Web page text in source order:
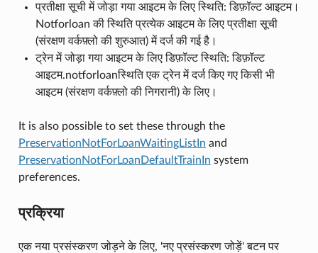
प्रतीक्षा सूची में जोड़ा गया आइटम के लिए स्थिति: डिफ़ॉल्ट आइटम।
Notforloan की स्थिति प्रत्येक आइटम के लिए प्रतीक्षा सूची
(संरक्षण वर्कफ़्लो की शुरुआत) में दर्ज की गई है।
ट्रेन में जोड़ा गया आइटम के लिए डिफ़ॉल्ट स्थिति: डिफ़ॉल्ट
आइटम.notforloanस्थिति एक ट्रेन में दर्ज किए गए किसी भी
आइटम (संरक्षण वर्कफ़्लो की निगरानी) के लिए।
It is also possible to set these through the
PreservationNotForLoanWaitingListIn and
PreservationNotForLoanDefaultTrainIn system
preferences.
प्रक्रिया
एक नया प्रसंस्करण जोड़ने के लिए, 'नए प्रसंस्करण जोड़ें' बटन पर